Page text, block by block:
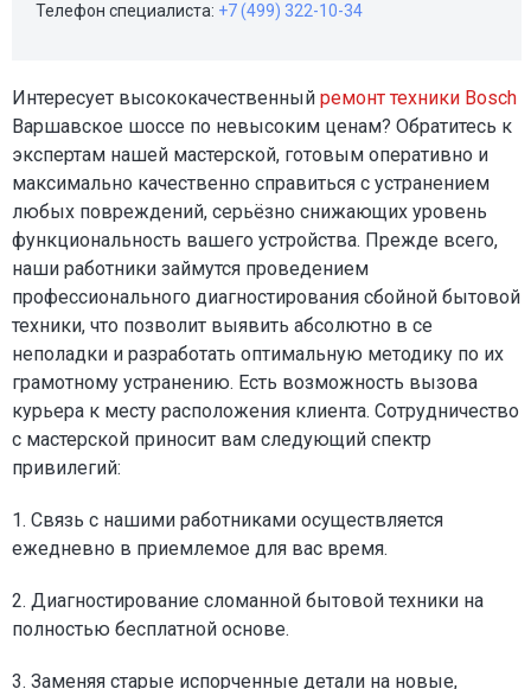
Телефон специалиста: +7 (499) 322-10-34
Интересует высококачественный ремонт техники Bosch
Варшавское шоссе по невысоким ценам? Обратитесь к
экспертам нашей мастерской, готовым оперативно и
максимально качественно справиться с устранением
любых повреждений, серьёзно снижающих уровень
функциональность вашего устройства. Прежде всего,
наши работники займутся проведением
профессионального диагностирования сбойной бытовой
техники, что позволит выявить абсолютно в се
неполадки и разработать оптимальную методику по их
грамотному устранению. Есть возможность вызова
курьера к месту расположения клиента. Сотрудничество
с мастерской приносит вам следующий спектр
привилегий:
1. Связь с нашими работниками осуществляется
ежедневно в приемлемое для вас время.
2. Диагностирование сломанной бытовой техники на
полностью бесплатной основе.
3. Заменяя старые испорченные детали на новые,